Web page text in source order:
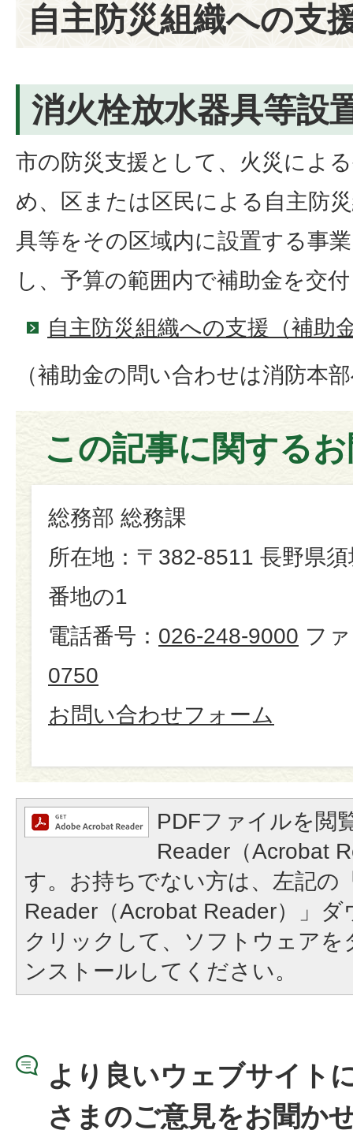
自主防災組織への支
消火栓放水器具等設
市の防災支援として、火災によ
め、区または区民による自主防
具等をその区域内に設置する事
し、予算の範囲内で補助金を交
自主防災組織への支援（補助
（補助金の問い合わせは消防本
この記事に関する
総務部 総務課
所在地：〒382-8511 長野県
番地の1
電話番号： 026-248-9000 フ
0750
お問い合わせフォーム
PDFファイルを閲
Reader（Acrobat
す。お持ちでない方は、左記の
Reader（Acrobat Reader）」
クリックして、ソフトウェア
ンストールしてください。
より良いウェブサイト
さまのご意見をお聞か